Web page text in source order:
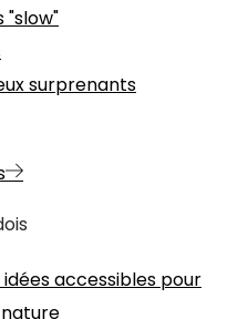
"slow"
surprenants
idées accessibles pour